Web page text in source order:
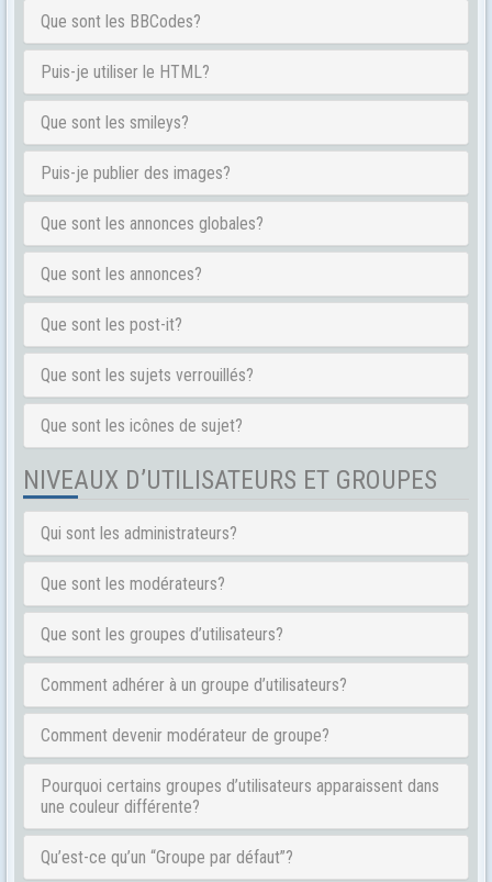
Que sont les BBCodes?
Puis-je utiliser le HTML?
Que sont les smileys?
Puis-je publier des images?
Que sont les annonces globales?
Que sont les annonces?
Que sont les post-it?
Que sont les sujets verrouillés?
Que sont les icônes de sujet?
NIVEAUX D’UTILISATEURS ET GROUPES
Qui sont les administrateurs?
Que sont les modérateurs?
Que sont les groupes d’utilisateurs?
Comment adhérer à un groupe d’utilisateurs?
Comment devenir modérateur de groupe?
Pourquoi certains groupes d’utilisateurs apparaissent dans
une couleur différente?
Qu’est-ce qu’un “Groupe par défaut”?